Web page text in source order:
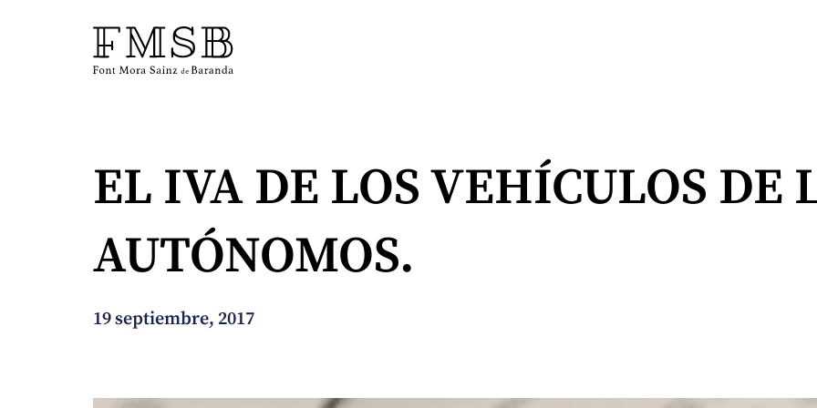
Font Mora Sainz de Baranda
Equipo
Servicios
EL IVA DE LOS VEHÍCULOS DE
AUTÓNOMOS.
19 septiembre, 2017